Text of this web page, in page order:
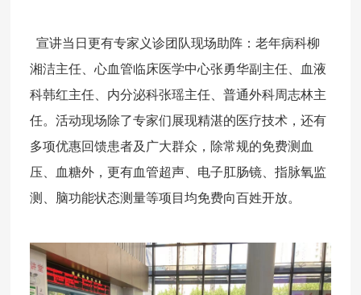
宣讲当日更有专家义诊团队现场助阵：老年病科柳
湘洁主任、心血管临床医学中心张勇华副主任、血液
科韩红主任、内分泌科张瑶主任、普通外科周志林主
任。活动现场除了专家们展现精湛的医疗技术，还有
多项优惠回馈患者及广大群众，除常规的免费测血
压、血糖外，更有血管超声、电子肛肠镜、指脉氧监
测、脑功能状态测量等项目均免费向百姓开放。